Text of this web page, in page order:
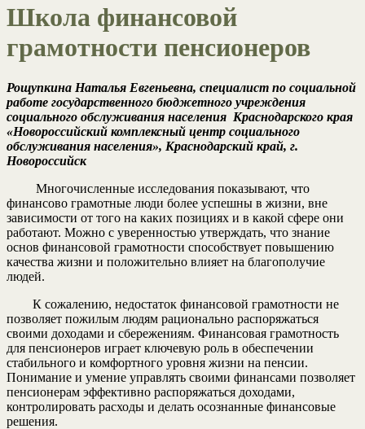
Школа финансовой
грамотности пенсионеров
Рощупкина Наталья Евгеньевна, специалист по социальной
работе государственного бюджетного учреждения
социального обслуживания населения Краснодарского края
«Новороссийский комплексный центр социального
обслуживания населения», Краснодарский край, г.
Новороссийск
Многочисленные исследования показывают, что
финансово грамотные люди более успешны в жизни, вне
зависимости от того на каких позициях и в какой сфере они
работают. Можно с уверенностью утверждать, что знание
основ финансовой грамотности способствует повышению
качества жизни и положительно влияет на благополучие
людей.
К сожалению, недостаток финансовой грамотности не
позволяет пожилым людям рационально распоряжаться
своими доходами и сбережениям. Финансовая грамотность
для пенсионеров играет ключевую роль в обеспечении
стабильного и комфортного уровня жизни на пенсии.
Понимание и умение управлять своими финансами позволяет
пенсионерам эффективно распоряжаться доходами,
контролировать расходы и делать осознанные финансовые
решения.